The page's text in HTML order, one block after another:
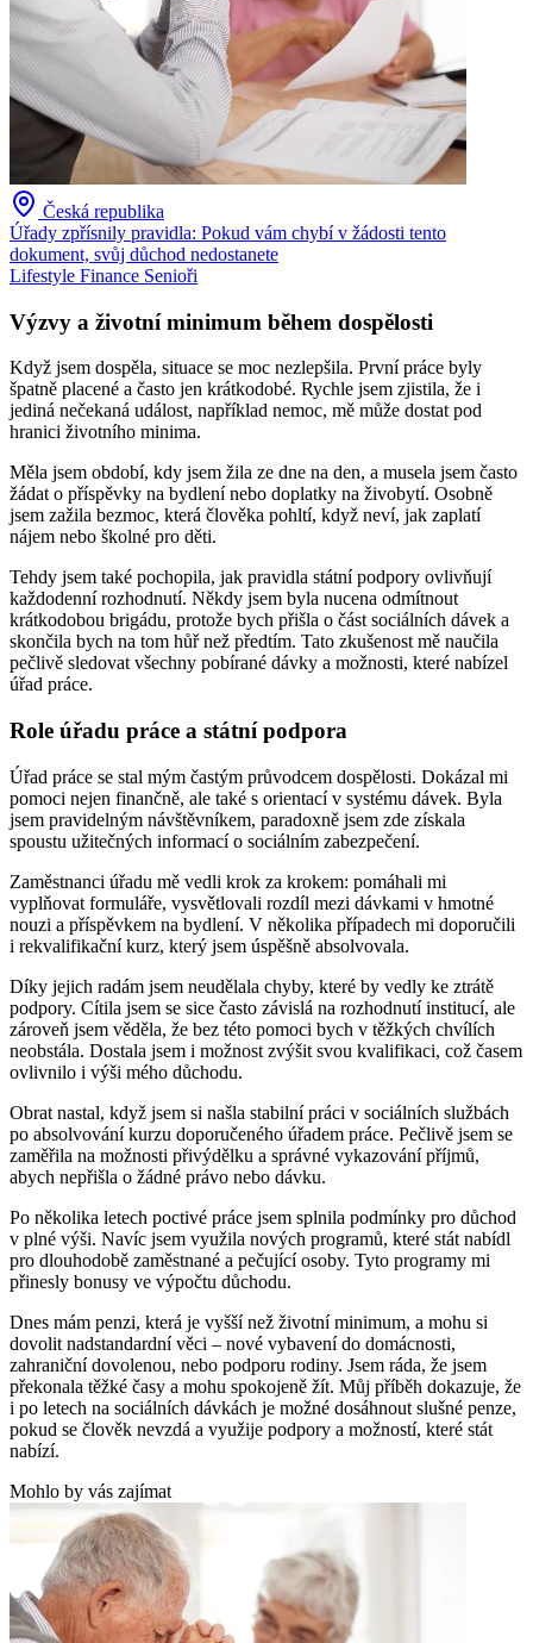
Česká republika
Úřady zpřísnily pravidla: Pokud vám chybí v žádosti tento
dokument, svůj důchod nedostanete
Lifestyle Finance Senioři
Výzvy a životní minimum během dospělosti
Když jsem dospěla, situace se moc nezlepšila. První práce byly
špatně placené a často jen krátkodobé. Rychle jsem zjistila, že i
jediná nečekaná událost, například nemoc, mě může dostat pod
hranici životního minima.
Měla jsem období, kdy jsem žila ze dne na den, a musela jsem často
žádat o příspěvky na bydlení nebo doplatky na živobytí. Osobně
jsem zažila bezmoc, která člověka pohltí, když neví, jak zaplatí
nájem nebo školné pro děti.
Tehdy jsem také pochopila, jak pravidla státní podpory ovlivňují
každodenní rozhodnutí. Někdy jsem byla nucena odmítnout
krátkodobou brigádu, protože bych přišla o část sociálních dávek a
skončila bych na tom hůř než předtím. Tato zkušenost mě naučila
pečlivě sledovat všechny pobírané dávky a možnosti, které nabízel
úřad práce.
Role úřadu práce a státní podpora
Úřad práce se stal mým častým průvodcem dospělosti. Dokázal mi
pomoci nejen finančně, ale také s orientací v systému dávek. Byla
jsem pravidelným návštěvníkem, paradoxně jsem zde získala
spoustu užitečných informací o sociálním zabezpečení.
Zaměstnanci úřadu mě vedli krok za krokem: pomáhali mi
vyplňovat formuláře, vysvětlovali rozdíl mezi dávkami v hmotné
nouzi a příspěvkem na bydlení. V několika případech mi doporučili
i rekvalifikační kurz, který jsem úspěšně absolvovala.
Díky jejich radám jsem neudělala chyby, které by vedly ke ztrátě
podpory. Cítila jsem se sice často závislá na rozhodnutí institucí, ale
zároveň jsem věděla, že bez této pomoci bych v těžkých chvílích
neobstála. Dostala jsem i možnost zvýšit svou kvalifikaci, což časem
ovlivnilo i výši mého důchodu.
Obrat nastal, když jsem si našla stabilní práci v sociálních službách
po absolvování kurzu doporučeného úřadem práce. Pečlivě jsem se
zaměřila na možnosti přivýdělku a správné vykazování příjmů,
abych nepřišla o žádné právo nebo dávku.
Po několika letech poctivé práce jsem splnila podmínky pro důchod
v plné výši. Navíc jsem využila nových programů, které stát nabídl
pro dlouhodobě zaměstnané a pečující osoby. Tyto programy mi
přinesly bonusy ve výpočtu důchodu.
Dnes mám penzi, která je vyšší než životní minimum, a mohu si
dovolit nadstandardní věci – nové vybavení do domácnosti,
zahraniční dovolenou, nebo podporu rodiny. Jsem ráda, že jsem
překonala těžké časy a mohu spokojeně žít. Můj příběh dokazuje, že
i po letech na sociálních dávkách je možné dosáhnout slušné penze,
pokud se člověk nevzdá a využije podpory a možností, které stát
nabízí.
Mohlo by vás zajímat